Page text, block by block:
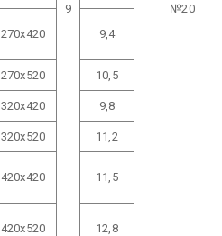
9 №20
270х420 9,4
270х520 10,5
320х420 9,8
320х520 11,2
420х420 11,5
420х520 12,8